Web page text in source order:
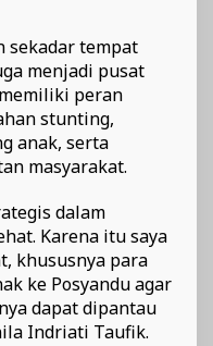
sekadar tempat
menjadi pusat
peran
stunting,
anak, serta
masyarakat.
dalam
Karena itu saya
khususnya para
ke Posyandu agar
dapat dipantau
Indriati Taufik.